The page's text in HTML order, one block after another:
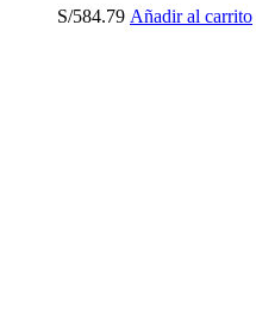
S/584.79 Añadir al carrito